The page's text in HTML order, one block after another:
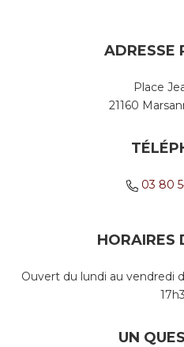
ADRESSE
Place
21160
03 80
HORAIRES
Ouvert du lundi au vendredi
UN